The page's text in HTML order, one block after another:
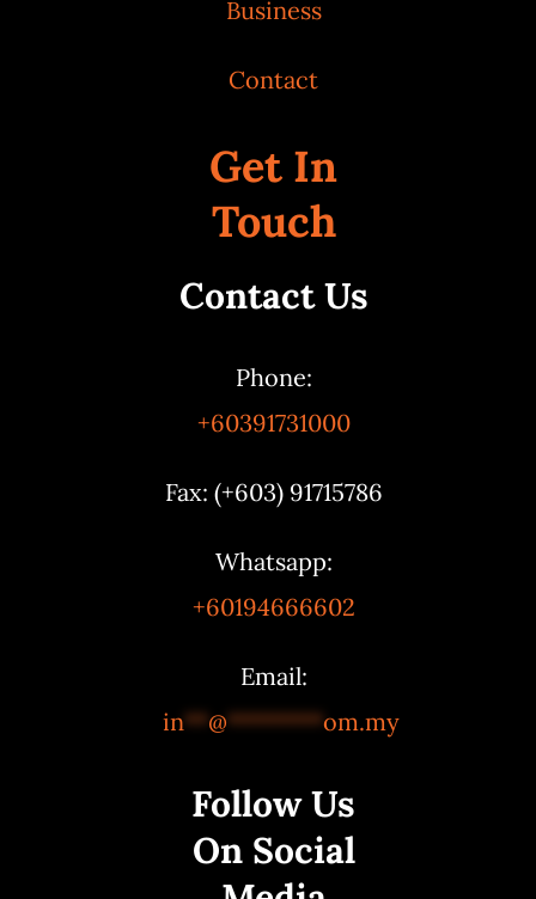
Business
Contact
Get In
Touch
Contact Us
Phone:
+60391731000
Fax: (+603) 91715786
Whatsapp:
+60194666602
Email:
in**@********om.my
Follow Us
On Social